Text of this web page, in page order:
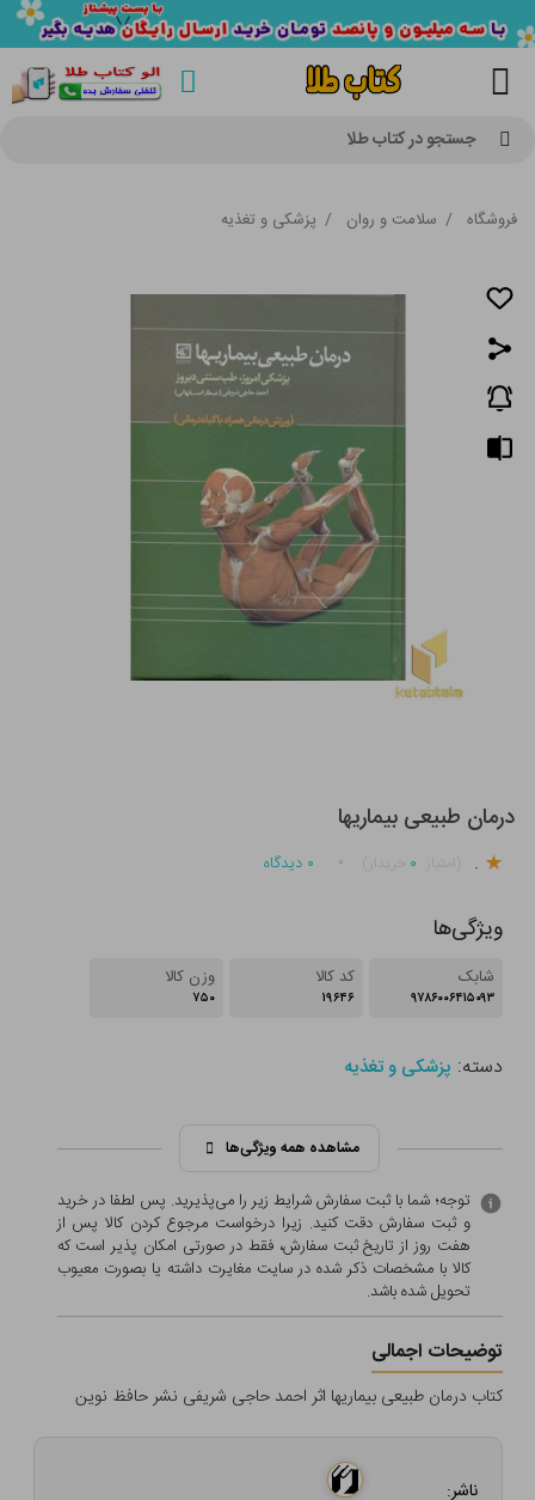
جستجو در کتاب طلا
فروشگاه / سلامت و روان / پزشکی و تغذیه
درمان طبیعی بیماریها
. ۰ ۰ دیدگاه
ویژگی‌ها
شابک
۹۷۸۶۰۰۶۴۱۵۰۹۳
کد کالا
۱۹۶۴۶
وزن کالا
۷۵۰
دسته: پزشکی و تغذیه
مشاهده همه ویژگی‌ها
توجه؛ شما با ثبت سفارش شرایط زیر را می‌پذیرید. پس لطفا در خرید
و ثبت سفارش دقت کنید. زیرا درخواست مرجوع کردن کالا پس از
هفت روز از تاریخ ثبت سفارش، فقط در صورتی امکان پذیر است که
کالا با مشخصات ذکر شده در سایت مغایرت داشته یا بصورت معيوب
تحویل شده باشد.
توضیحات اجمالی
کتاب درمان طبیعی بیماریها اثر احمد حاجی شریفی نشر حافظ نوین
ناشر: